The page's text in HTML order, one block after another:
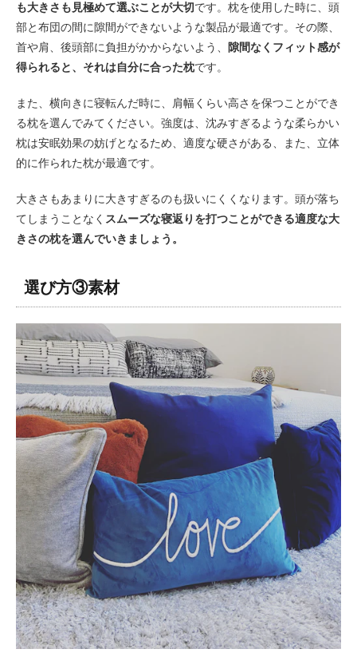
も大きさも見極めて選ぶことが大切です。枕を使用した時に、頭
部と布団の間に隙間ができないような製品が最適です。その際、
首や肩、後頭部に負担がかからないよう、
隙間なくフィット感が
得られると、それは自分に合った枕です。
また、横向きに寝転んだ時に、肩幅くらい高さを保つことができ
る枕を選んでみてください。強度は、沈みすぎるような柔らかい
枕は安眠効果の妨げとなるため、適度な硬さがある、また、立体
的に作られた枕が最適です。
大きさもあまりに大きすぎるのも扱いにくくなります。頭が落ち
てしまうことなく スムーズな寝返りを打つことができる適度な大
きさの枕を選んでいきましょう。
選び方③素材